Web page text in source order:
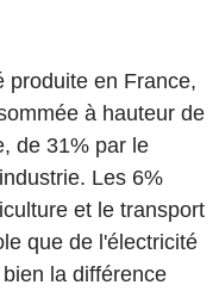
produite en France,
à hauteur de
de 31% par le
Les 6%
et le transport
que de l'électricité
la différence